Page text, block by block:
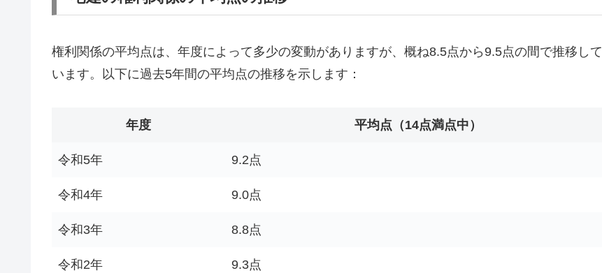
権利関係の平均点は、年度によって多少の変動がありますが、概ね8.5点から9.5点の間で推移して
います。以下に過去5年間の平均点の推移を示します：
年度 平均点（14点満点中）
令和5年 9.2点
令和4年 9.0点
令和3年 8.8点
令和2年 9.3点